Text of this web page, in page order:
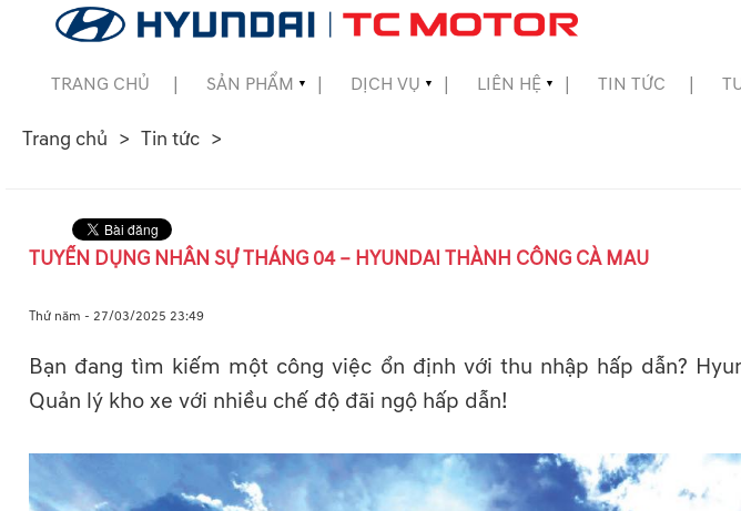
TRANG CHỦ SẢN PHẨM ▼ DỊCH VỤ ▼ LIÊN HỆ ▼ TIN TỨC
Trang chủ Tin tức
TUYỂN DỤNG NHÂN SỰ THÁNG 04 – HYUNDAI THÀNH CÔNG CÀ MAU
Thứ năm - 27/03/2025 23:49
Bạn đang tìm kiếm một công việc ổn định với thu nhập hấp dẫn?
Quản lý kho xe với nhiều chế độ đãi ngộ hấp dẫn!